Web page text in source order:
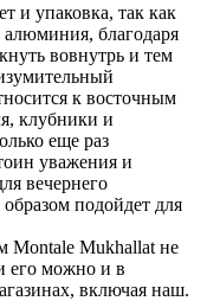
и упаковка, так как
благодаря
вовнутрь и тем
к восточным
клубники и
еще раз
уважения и
вечернего
подойдет для
Montale Mukhallat не
его можно и в
включая наш.